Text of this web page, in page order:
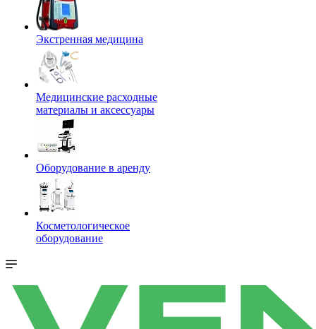
Экстренная медицина
Медицинские расходные
материалы и аксессуары
Оборудование в аренду
Косметологическое
оборудование